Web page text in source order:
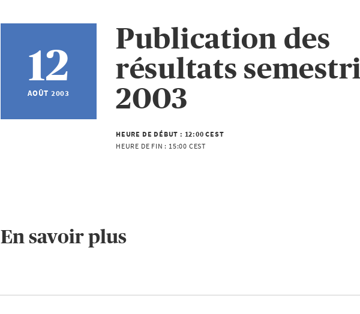
12
AOÛT 2003
Publication des
résultats
2003
HEURE DE DÉBUT : 12:00 CEST
HEURE DE FIN : 15:00 CEST
En savoir plus